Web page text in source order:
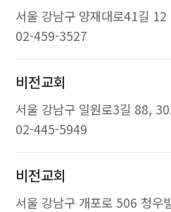
서울 강남구 양재대로41길 12
02-459-3527
비전교회
서울 강남구 일원로3길 88,
02-445-5949
비전교회
서울 강남구 개포로 506 청우